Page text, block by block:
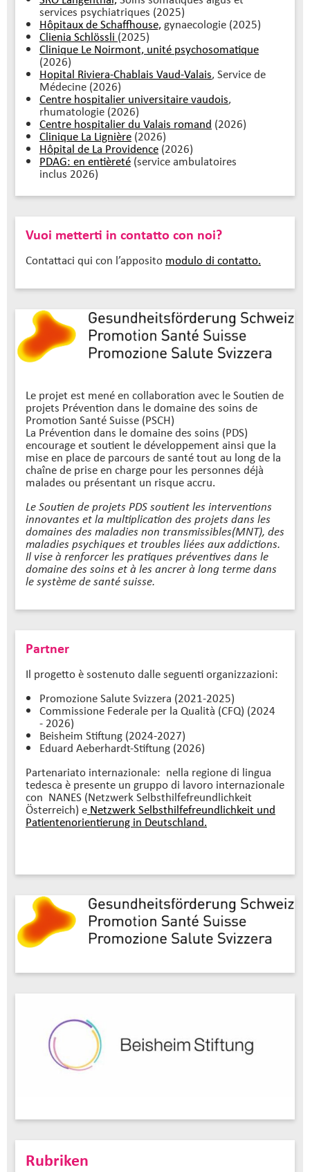
services psychiatriques (2025)
Hôpitaux de Schaffhouse, gynaecologie (2025)
Clienia Schlössli (2025)
Clinique Le Noirmont, unité psychosomatique
(2026)
Hopital Riviera-Chablais Vaud-Valais, Service de
Médecine (2026)
Centre hospitalier universitaire vaudois,
rhumatologie (2026)
Centre hospitalier du Valais romand (2026)
Clinique La Lignière (2026)
Hôpital de La Providence (2026)
PDAG: en entièreté (service ambulatoires
inclus 2026)
Vuoi metterti in contatto con noi?
Contattaci qui con l’apposito modulo di contatto.
Le projet est mené en collaboration avec le Soutien de
projets Prévention dans le domaine des soins de
Promotion Santé Suisse (PSCH)
La Prévention dans le domaine des soins (PDS)
encourage et soutient le développement ainsi que la
mise en place de parcours de santé tout au long de la
chaîne de prise en charge pour les personnes déjà
malades ou présentant un risque accru.
Le Soutien de projets PDS soutient les interventions
innovantes et la multiplication des projets dans les
domaines des maladies non transmissibles(MNT), des
maladies psychiques et troubles liées aux addictions.
Il vise à renforcer les pratiques préventives dans le
domaine des soins et à les ancrer à long terme dans
le système de santé suisse.
Partner
Il progetto è sostenuto dalle seguenti organizzazioni:
Promozione Salute Svizzera (2021-2025)
Commissione Federale per la Qualità (CFQ) (2024
- 2026)
Beisheim Stiftung (2024-2027)
Eduard Aeberhardt-Stiftung (2026)
Partenariato internazionale: nella regione di lingua
tedesca è presente un gruppo di lavoro internazionale
con NANES (Netzwerk Selbsthilfefreundlichkeit
Österreich) e Netzwerk Selbsthilfefreundlichkeit und
Patientenorientierung in Deutschland.
Rubriken